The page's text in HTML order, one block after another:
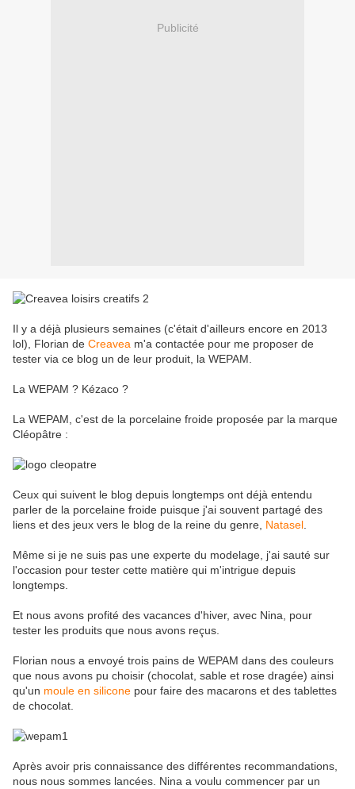
Publicité
Il y a déjà plusieurs semaines (c'était d'ailleurs encore en 2013
lol), Florian de Creavea m'a contactée pour me proposer de
tester via ce blog un de leur produit, la WEPAM.
La WEPAM ? Kézaco ?
La WEPAM, c'est de la porcelaine froide proposée par la marque
Cléopâtre :
Ceux qui suivent le blog depuis longtemps ont déjà entendu
parler de la porcelaine froide puisque j'ai souvent partagé des
liens et des jeux vers le blog de la reine du genre, Natasel
Même si je ne suis pas une experte du modelage, j'ai sauté sur
l'occasion pour tester cette matière qui m'intrigue depuis
longtemps.
Et nous avons profité des vacances d'hiver, avec Nina, pour
tester les produits que nous avons reçus.
Florian nous a envoyé trois pains de WEPAM dans des couleurs
que nous avons pu choisir (chocolat, sable et rose dragée) ainsi
qu'un moule en silicone pour faire des macarons et des tablettes
de chocolat.
Après avoir pris connaissance des différentes recommandations,
nous nous sommes lancées. Nina a voulu commencer par un